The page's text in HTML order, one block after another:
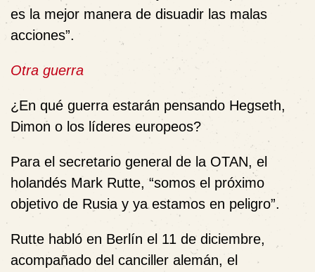
es la mejor manera de disuadir las malas
acciones”.
Otra guerra
¿En qué guerra estarán pensando Hegseth,
Dimon o los líderes europeos?
Para el secretario general de la OTAN, el
holandés Mark Rutte, “somos el próximo
objetivo de Rusia y ya estamos en peligro”.
Rutte habló en Berlín el 11 de diciembre,
acompañado del canciller alemán, el